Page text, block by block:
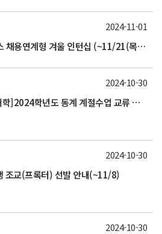
[펄어비스] 2024 펄어비스 채용연계형 겨울 인턴십 (~11/21(목) 16시까지)
2024-11-01
[에너지신산업 혁신융합대학]2024학년도 동계 계절수업 교류 수학 안내(부산대)
2024-10-30
조교(프록터) 선발 안내(~11/8)
2024-10-30
2024-10-30